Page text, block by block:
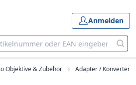
Anmelden
Objektive & Zubehör Adapter / Konverter